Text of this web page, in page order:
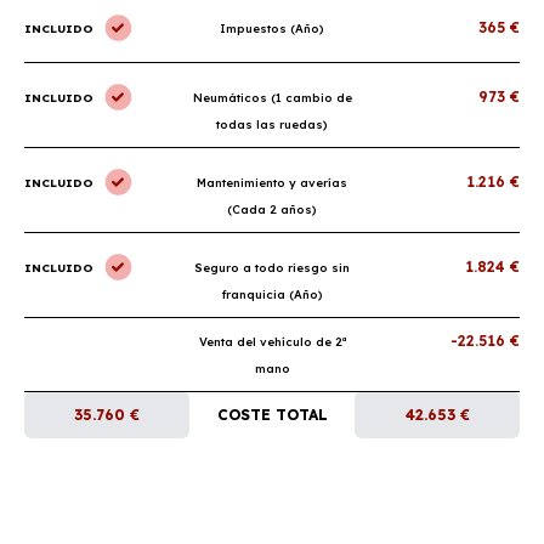
INCLUIDO Impuestos (Año) 365 €
INCLUIDO
Neumáticos (1 cambio de
todas las ruedas)
973 €
INCLUIDO
Mantenimiento y averías
(Cada 2 años)
1.216 €
INCLUIDO
Seguro a todo riesgo sin
franquicia (Año)
1.824 €
Venta del vehículo de 2ª
mano
-22.516 €
35.760 € COSTE TOTAL 42.653 €